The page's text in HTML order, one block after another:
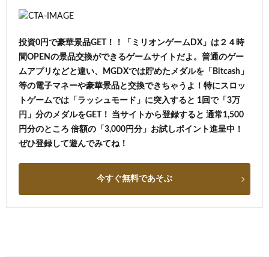
投資0円で豪華景品GET！！「ミリオンゲームDX」は２４時
間OPENの景品交換ができるゲームサイトだよ。普通のゲー
ムアプリなどと違い、MGDXでは貯めたメダルを「Bitcash」
等の電子マネーや豪華景品と交換できちゃうよ！特にスロッ
トゲームでは「ラッシュモード」に突入すると 1回で「3万
円」分のメダルをGET！ 当サイトから登録すると 通常1,500
円分のところ 倍額の「3,000円分」お試しポイント進呈中！
ぜひ登録して遊んでみてね！
今すぐ無料であそぶ